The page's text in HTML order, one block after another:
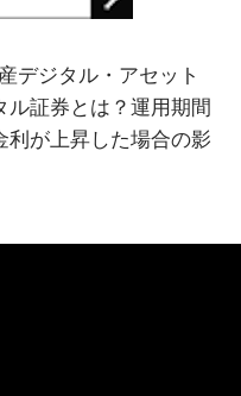
デジタル・アセット
ル証券とは？運用期間
利が上昇した場合の影